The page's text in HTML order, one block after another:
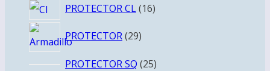
PROTECTOR CL 1616
PROTECTOR 2929
PROTECTOR SQ 2525